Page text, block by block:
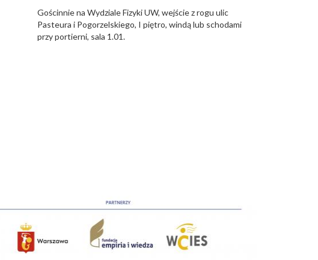
Gościnnie na Wydziale Fizyki UW, wejście z rogu ulic
Pasteura i Pogorzelskiego, I piętro, windą lub schodami
przy portierni, sala 1.01.